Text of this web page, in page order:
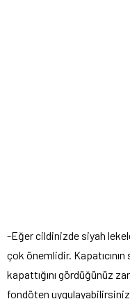
-Eğer cildinizde siyah
çok önemlidir.
kapattığını gördüğünüz
fondöten